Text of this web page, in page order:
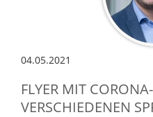
04.05.2021
FLYER MIT
VERSCHIEDENEN